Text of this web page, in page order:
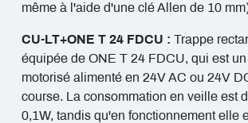
même à l'aide d'une clé Allen de 10
CU-LT+ONE T 24 FDCU : Trappe
équipée de ONE T 24 FDCU, qui est
motorisé alimenté en 24V AC ou 24V
course. La consommation en veille est
0,1W, tandis qu'en fonctionnement elle